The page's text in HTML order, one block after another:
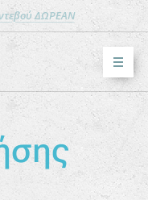
ΔΩΡΕΑΝ